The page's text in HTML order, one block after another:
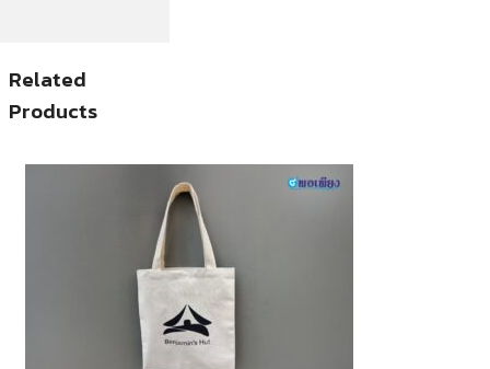
Related
Products